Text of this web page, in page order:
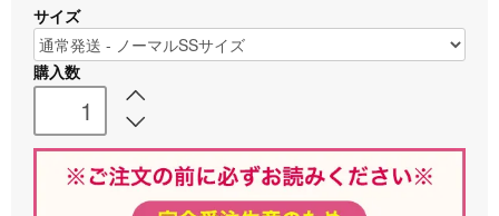
サイズ
購入数